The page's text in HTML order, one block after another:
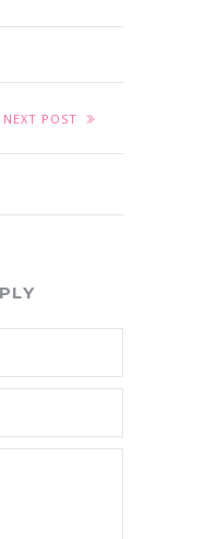
NEXT POST